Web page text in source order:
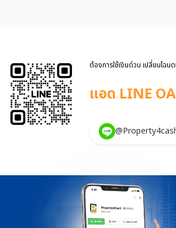
ค่าธรรมเนียมการจดทะเบียนช่วยให้การขายฝากทรั
ทะเบียนอย่างเป็นทางก […]
ต้องการใช้เงินด่วน เปลี่ยนโฉนด
แอด LINE